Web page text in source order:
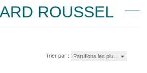
ROUSSEL
Trier par : Parutions les plu…